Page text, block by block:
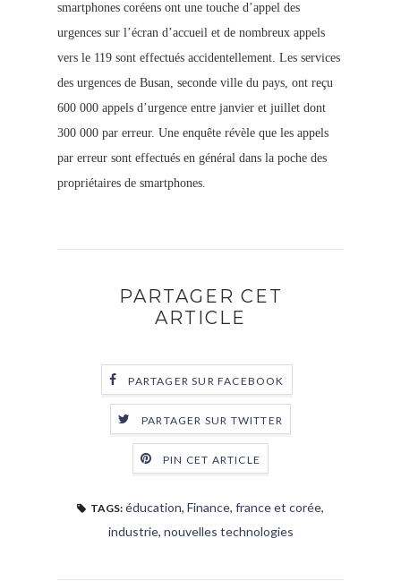
smartphones coréens ont une touche d’appel des
urgences sur l’écran d’accueil et de nombreux appels
vers le 119 sont effectués accidentellement. Les services
des urgences de Busan, seconde ville du pays, ont reçu
600 000 appels d’urgence entre janvier et juillet dont
300 000 par erreur. Une enquête révèle que les appels
par erreur sont effectués en général dans la poche des
propriétaires de smartphones.
PARTAGER CET
ARTICLE
PARTAGER SUR FACEBOOK
PARTAGER SUR TWITTER
PIN CET ARTICLE
TAGS: éducation, Finance, france et corée,
industrie, nouvelles technologies